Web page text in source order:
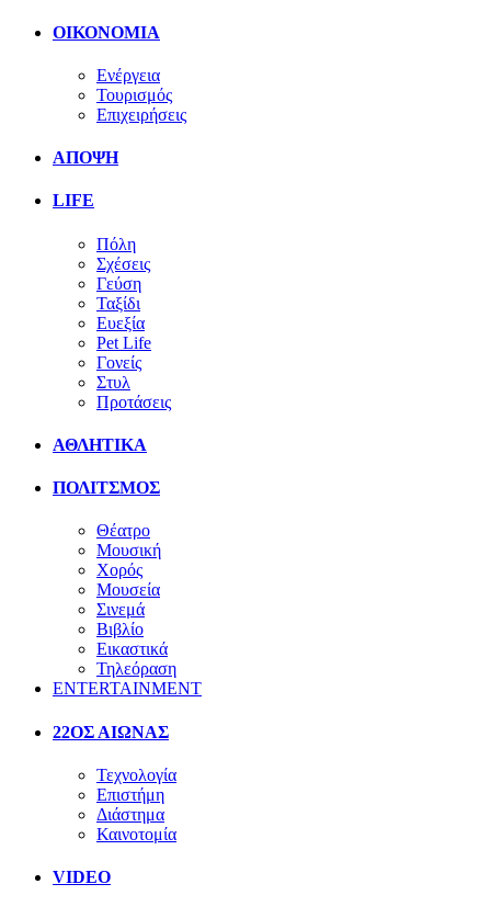
ΟΙΚΟΝΟΜΙΑ
Ενέργεια
Τουρισμός
Επιχειρήσεις
ΑΠΟΨΗ
LIFE
Πόλη
Σχέσεις
Γεύση
Ταξίδι
Ευεξία
Pet Life
Γονείς
Στυλ
Προτάσεις
ΑΘΛΗΤΙΚΑ
ΠΟΛΙΤΣΜΟΣ
Θέατρο
Μουσική
Χορός
Μουσεία
Σινεμά
Βιβλίο
Εικαστικά
Τηλεόραση
ENTERTAINMENT
22ΟΣ ΑΙΩΝΑΣ
Τεχνολογία
Επιστήμη
Διάστημα
Καινοτομία
VIDEO